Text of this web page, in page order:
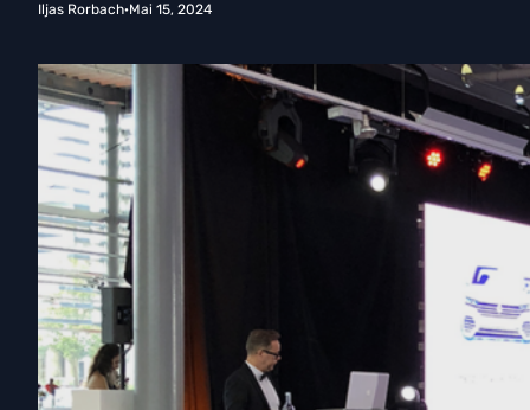
Iljas Rorbach·Mai 15, 2024